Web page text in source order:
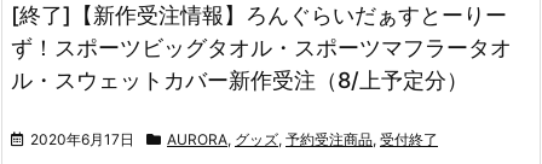
[終了]【新作受注情報】ろんぐらいだぁすとーりー
ず！スポーツビッグタオル・スポーツマフラータオ
ル・スウェットカバー新作受注（8/上予定分）
2020年6月17日 AURORA, グッズ, 予約受注商品, 受付終了